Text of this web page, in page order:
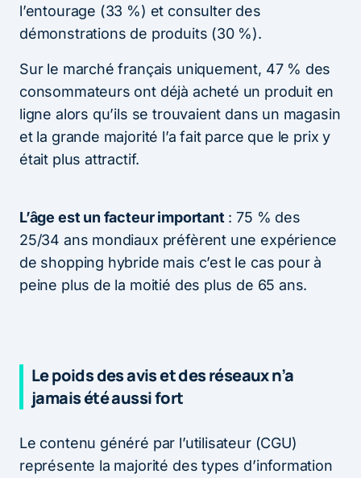
l’entourage (33 %) et consulter des
démonstrations de produits (30 %).
Sur le marché français uniquement, 47 % des
consommateurs ont déjà acheté un produit en
ligne alors qu’ils se trouvaient dans un magasin
et la grande majorité l’a fait parce que le prix y
était plus attractif.
L’âge est un facteur important : 75 % des
25/34 ans mondiaux préfèrent une expérience
de shopping hybride mais c’est le cas pour à
peine plus de la moitié des plus de 65 ans.
Le poids des avis et des réseaux n’a
jamais été aussi fort
Le contenu généré par l’utilisateur (CGU)
représente la majorité des types d’information